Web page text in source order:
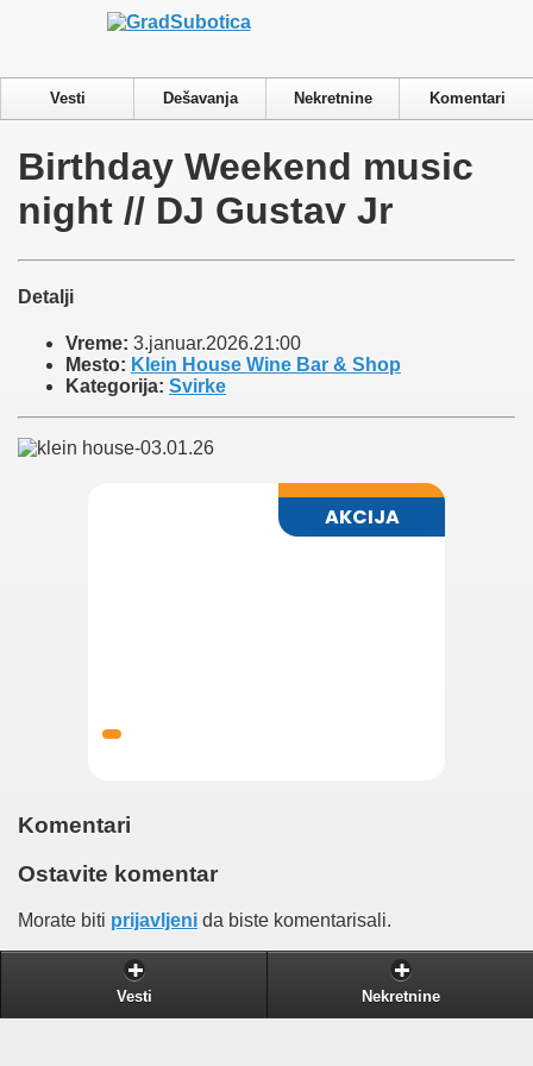
Vesti Dešavanja Nekretnine Komentari
Birthday Weekend music
night // DJ Gustav Jr
Detalji
Vreme: 3.januar.2026.21:00
Mesto: Klein House Wine Bar & Shop
Kategorija: Svirke
Komentari
Ostavite komentar
Morate biti prijavljeni da biste komentarisali.
Vesti Nekretnine
Privacy & Cookies Policy